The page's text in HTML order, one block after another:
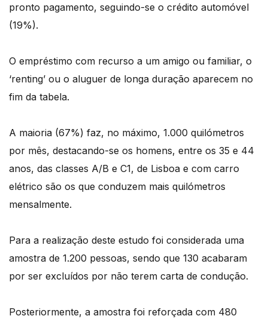
pronto pagamento, seguindo-se o crédito automóvel
(19%).
O empréstimo com recurso a um amigo ou familiar, o
‘renting’ ou o aluguer de longa duração aparecem no
fim da tabela.
A maioria (67%) faz, no máximo, 1.000 quilómetros
por mês, destacando-se os homens, entre os 35 e 44
anos, das classes A/B e C1, de Lisboa e com carro
elétrico são os que conduzem mais quilómetros
mensalmente.
Para a realização deste estudo foi considerada uma
amostra de 1.200 pessoas, sendo que 130 acabaram
por ser excluídos por não terem carta de condução.
Posteriormente, a amostra foi reforçada com 480